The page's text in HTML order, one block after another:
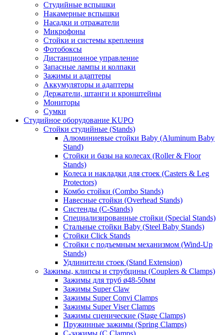
Студийные вспышки
Накамерные вспышки
Насадки и отражатели
Микрофоны
Стойки и системы крепления
Фотобоксы
Дистанционное управление
Запасные лампы и колпаки
Зажимы и адаптеры
Аккумуляторы и адаптеры
Держатели, штанги и кронштейны
Мониторы
Сумки
Студийное оборудование KUPO
Стойки студийные (Stands)
Алюминиевые стойки Baby (Aluminum Baby
Stand)
Стойки и базы на колесах (Roller & Floor
Stands)
Колеса и накладки для стоек (Casters & Leg
Protectors)
Комбо стойки (Combo Stands)
Навесные стойки (Overhead Stands)
Систенды (C-Stands)
Специализированные стойки (Special Stands)
Стальные стойки Baby (Steel Baby Stands)
Стойки Click Stands
Стойки с подъемным механизмом (Wind-Up
Stands)
Удлинители стоек (Stand Extension)
Зажимы, клипсы и струбцины (Couplers & Clamps)
Зажимы для труб ø48-50мм
Зажимы Super Claw
Зажимы Super Convi Clamps
Зажимы Super Viser Clamps
Зажимы сценические (Stage Clamps)
Пружинные зажимы (Spring Clamps)
С-зажимы (C Clamps)